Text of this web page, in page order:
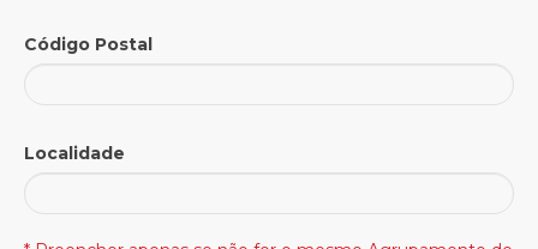
Código Postal
Localidade